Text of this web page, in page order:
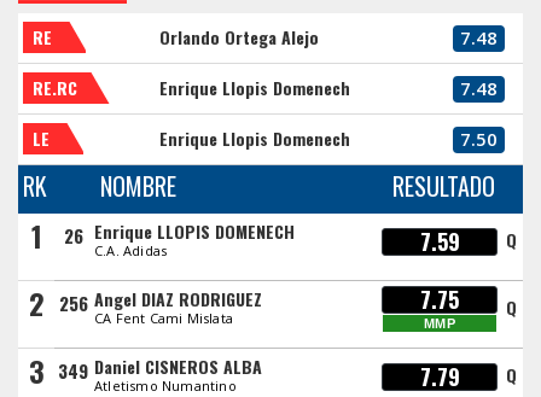
RE Orlando Ortega Alejo 7.48
RE.RC Enrique Llopis Domenech 7.48
LE Enrique Llopis Domenech 7.50
RK NOMBRE RESULTADO
1 26 Enrique LLOPIS DOMENECH
C.A. Adidas 7.59 Q
2 256 Angel DIAZ RODRIGUEZ
CA Fent Cami Mislata
7.75
MMP
Q
3 349 Daniel CISNEROS ALBA
Atletismo Numantino 7.79 Q